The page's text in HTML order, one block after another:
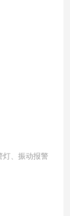
灯、振动报警